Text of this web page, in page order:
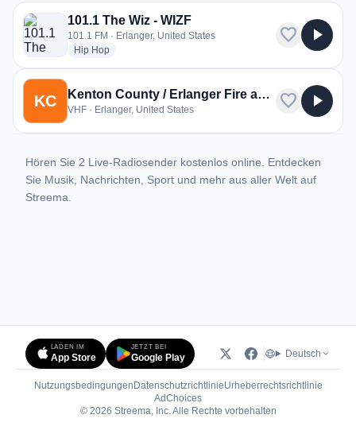
2 Radiosender aus Erlanger
101.1 The Wiz - WIZF
101.1 FM · Erlanger, United States
Hip Hopradio stations
favorite play_arrow
KC Kenton County / Erlanger Fire and EMS
VHF · Erlanger, United States favorite play_arrow
Hören Sie 2 Live-Radiosender kostenlos online. Entdecken
Sie Musik, Nachrichten, Sport und mehr aus aller Welt auf
Streema.
LADEN IM
App Store
JETZT BEI
Google Play Deutsch
Nutzungsbedingungen DatenschutzrichtlinieUrheberrechtsrichtlinie
AdChoices(öffnet in neuem Tab)
© 2026 Streema, Inc. Alle Rechte vorbehalten